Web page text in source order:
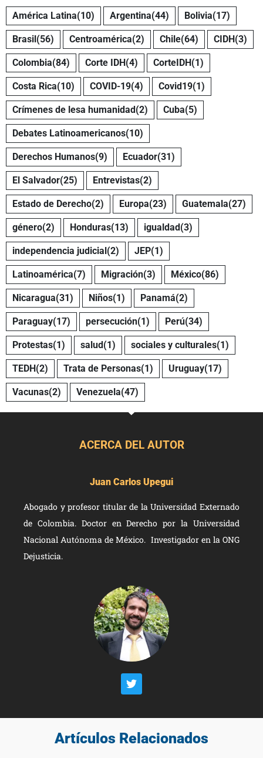
América Latina(10) Argentina(44) Bolivia(17)
Brasil(56) Centroamérica(2) Chile(64) CIDH(3)
Colombia(84) Corte IDH(4) CorteIDH(1)
Costa Rica(10) COVID-19(4) Covid19(1)
Crímenes de lesa humanidad(2) Cuba(5)
Debates Latinoamericanos(10)
Derechos Humanos(9) Ecuador(31)
El Salvador(25) Entrevistas(2)
Estado de Derecho(2) Europa(23) Guatemala(27)
género(2) Honduras(13) igualdad(3)
independencia judicial(2) JEP(1)
Latinoamérica(7) Migración(3) México(86)
Nicaragua(31) Niños(1) Panamá(2)
Paraguay(17) persecución(1) Perú(34)
Protestas(1) salud(1) sociales y culturales(1)
TEDH(2) Trata de Personas(1) Uruguay(17)
Vacunas(2) Venezuela(47)
ACERCA DEL AUTOR
Juan Carlos Upegui
Abogado y profesor titular de la Universidad Externado
de Colombia. Doctor en Derecho por la Universidad
Nacional Autónoma de México. Investigador en la ONG
Dejusticia.
Artículos Relacionados